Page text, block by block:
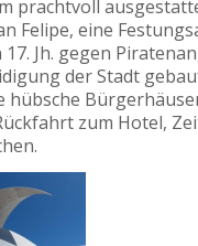
prachtvoll
Felipe, eine
Jh. gegen
der Stadt
hübsche
zum Hotel,